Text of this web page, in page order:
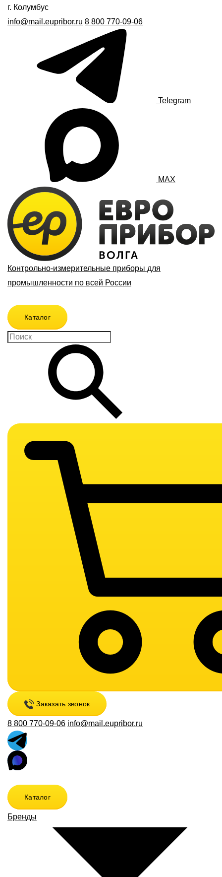
г. Колумбус
info@mail.eupribor.ru 8 800 770-09-06
Telegram
MAX
Контрольно-измерительные приборы для
промышленности по всей России
Каталог
Заказать звонок
8 800 770-09-06 info@mail.eupribor.ru
Каталог
Бренды